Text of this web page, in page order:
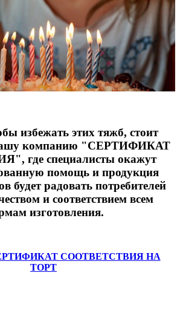
избежать этих тяжб, стоит
компанию "СЕРТИФИКАТ
где специалисты окажут
помощь и продукция
будет радовать потребителей
и соответствием всем
изготовления.
СООТВЕТСТВИЯ НА
ТОРТ